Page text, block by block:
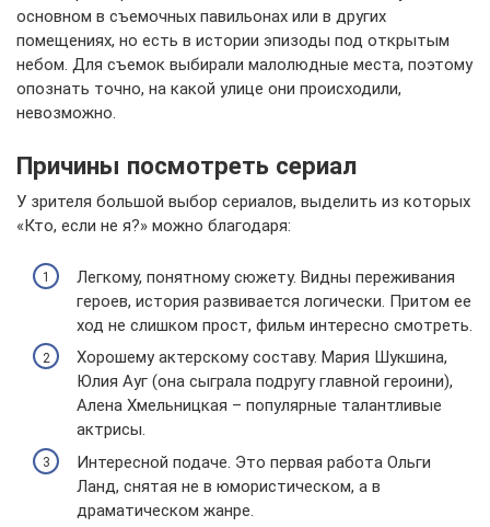
основном в съемочных павильонах или в других
помещениях, но есть в истории эпизоды под открытым
небом. Для съемок выбирали малолюдные места, поэтому
опознать точно, на какой улице они происходили,
невозможно.
Причины посмотреть сериал
У зрителя большой выбор сериалов, выделить из которых
«Кто, если не я?» можно благодаря:
Легкому, понятному сюжету. Видны переживания
героев, история развивается логически. Притом ее
ход не слишком прост, фильм интересно смотреть.
Хорошему актерскому составу. Мария Шукшина,
Юлия Ауг (она сыграла подругу главной героини),
Алена Хмельницкая – популярные талантливые
актрисы.
Интересной подаче. Это первая работа Ольги
Ланд, снятая не в юмористическом, а в
драматическом жанре.